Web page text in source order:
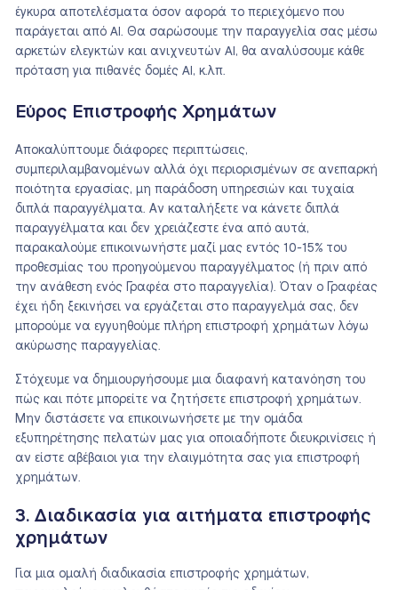
έγκυρα αποτελέσματα όσον αφορά το περιεχόμενο που
παράγεται από AI. Θα σαρώσουμε την παραγγελία σας μέσω
αρκετών ελεγκτών και ανιχνευτών AI, θα αναλύσουμε κάθε
πρόταση για πιθανές δομές AI, κ.λπ.
Εύρος Επιστροφής Χρημάτων
Αποκαλύπτουμε διάφορες περιπτώσεις,
συμπεριλαμβανομένων αλλά όχι περιορισμένων σε ανεπαρκή
ποιότητα εργασίας, μη παράδοση υπηρεσιών και τυχαία
διπλά παραγγέλματα. Αν καταλήξετε να κάνετε διπλά
παραγγέλματα και δεν χρειάζεστε ένα από αυτά,
παρακαλούμε επικοινωνήστε μαζί μας εντός 10-15% του
προθεσμίας του προηγούμενου παραγγέλματος (ή πριν από
την ανάθεση ενός Γραφέα στο παραγγελία). Όταν ο Γραφέας
έχει ήδη ξεκινήσει να εργάζεται στο παραγγελμά σας, δεν
μπορούμε να εγγυηθούμε πλήρη επιστροφή χρημάτων λόγω
ακύρωσης παραγγελίας.
Στόχευμε να δημιουργήσουμε μια διαφανή κατανόηση του
πώς και πότε μπορείτε να ζητήσετε επιστροφή χρημάτων.
Μην διστάσετε να επικοινωνήσετε με την ομάδα
εξυπηρέτησης πελατών μας για οποιαδήποτε διευκρινίσεις ή
αν είστε αβέβαιοι για την ελαιγμότητα σας για επιστροφή
χρημάτων.
3. Διαδικασία για αιτήματα επιστροφής
χρημάτων
Για μια ομαλή διαδικασία επιστροφής χρημάτων,